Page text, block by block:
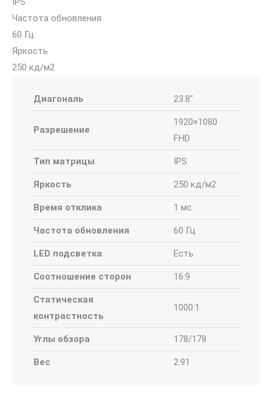
Частота обновления
60 Гц
Яркость
250 кд/м2
Диагональ 23.8"
Разрешение
1920×1080
FHD
Тип матрицы IPS
Яркость 250 кд/м2
Время отклика 1 мс
Частота обновления 60 Гц
LED подсветка Есть
Соотношение сторон 16:9
Статическая
контрастность
1000:1
Углы обзора 178/178
Вес 2.91